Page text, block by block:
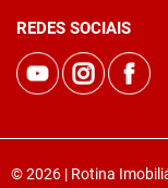
REDES SOCIAIS
© 2026 | Rotina